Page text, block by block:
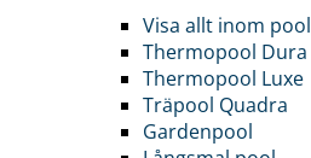
Visa allt inom pool
Thermopool Dura
Thermopool Luxe
Träpool Quadra
Gardenpool